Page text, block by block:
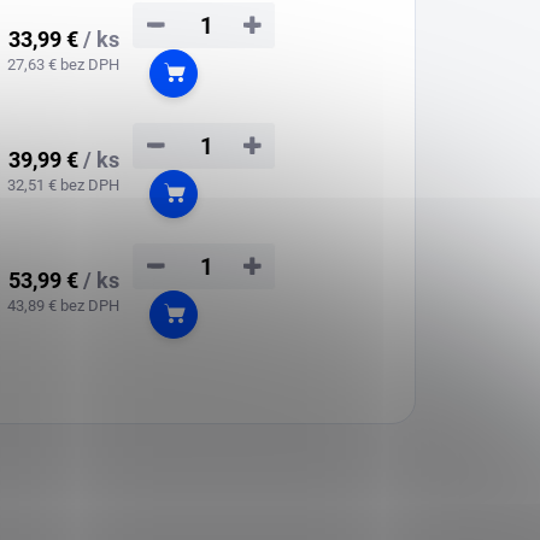
33,99 €/ ks
27,63 € bez DPH
+
−
Do košíka
39,99 €/ ks
32,51 € bez DPH
+
−
Do košíka
53,99 €/ ks
43,89 € bez DPH
+
−
Do košíka